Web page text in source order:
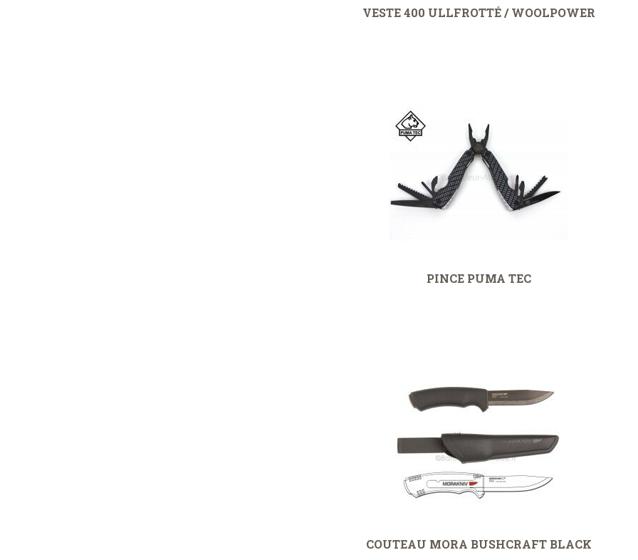
VESTE 400 ULLFROTTÉ / WOOLPOWER
PINCE PUMA TEC
COUTEAU MORA BUSHCRAFT BLACK